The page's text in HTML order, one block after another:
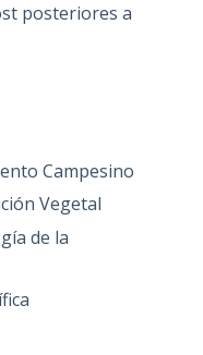
posteriores a
Campesino
Vegetal
de la